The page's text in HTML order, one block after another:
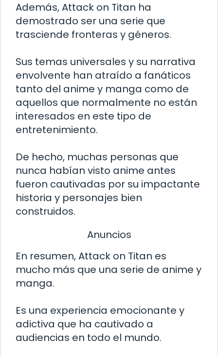
Además, Attack on Titan ha
demostrado ser una serie que
trasciende fronteras y géneros.
Sus temas universales y su narrativa
envolvente han atraído a fanáticos
tanto del anime y manga como de
aquellos que normalmente no están
interesados en este tipo de
entretenimiento.
De hecho, muchas personas que
nunca habían visto anime antes
fueron cautivadas por su impactante
historia y personajes bien
construidos.
Anuncios
En resumen, Attack on Titan es
mucho más que una serie de anime y
manga.
Es una experiencia emocionante y
adictiva que ha cautivado a
audiencias en todo el mundo.